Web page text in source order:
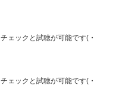
ェックと試聴が可能です(・
ェックと試聴が可能です(・